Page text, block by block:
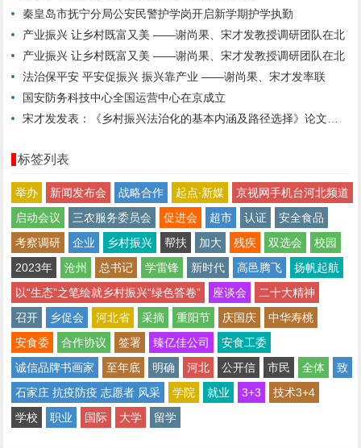
秦皇岛市抚宁分局公安民警护学岗开启新学期护学执勤
产业振兴 让乡村既富又美 ——谢尚果、宋才发教授调研团队在北
产业振兴 让乡村既富又美 ——谢尚果、宋才发教授调研团队在北
法治保平安 平安促振兴 振兴靠产业 ——谢尚果、宋才发率联
国安防务科技中心全国运营中心在京成立
宋才发发表：《乡村振兴法治化的基本内涵及路径选择》论文（下篇
标签列表
举办 新闻发布会 战略合作 起点∙新媒
京视网手机台河北频道
启动会议
三农服务委员会 促进会 超市 认证
安全食品
考察调研
企业 乡村振兴 帮扶 加大 残疾 双选会
校园
2023年
沧州 总书记 学雷锋 新时代 高邑腾飞
扬帆起航
以“生态”之笔绘就乡村振兴“绿色答卷”
座谈会
二十大精神
召开
乡促会 河北省 采摘 重阳节 庆国庆
中华寿桃
安食委
合作协议 签署 臻亿佳公司
安食工委
诚信品牌书画家
至年底 明确 河北 公开信 市民 全体
致
石家庄 抗疫防疫 志愿者 风采
学院 就业 3+3
技术3+4
学校
职业 国际 大学 留学